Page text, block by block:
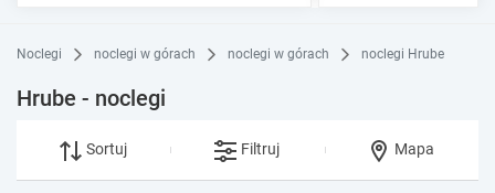
Noclegi noclegi w górach noclegi w górach noclegi Hrube
Hrube - noclegi
Sortuj Filtruj Mapa